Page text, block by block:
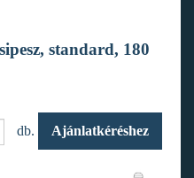
standard, 180
db. Ajánlatkéréshez